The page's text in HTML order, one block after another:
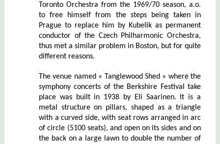
Toronto Orchestra from the 1969/70 season, a.o.
to free himself from the steps being taken in
Prague to replace him by Kubelik as permanent
conductor of the Czech Philharmonic Orchestra,
thus met a similar problem in Boston, but for quite
different reasons.
The venue named « Tanglewood Shed » where the
symphony concerts of the Berkshire Festival take
place was built in 1938 by Eli Saarinen. It is a
metal structure on pillars, shaped as a triangle
with a curved side,with seat rows arranged in arc
of circle (5100 seats), and open on its sides and on
the back on a large lawn to double the number of